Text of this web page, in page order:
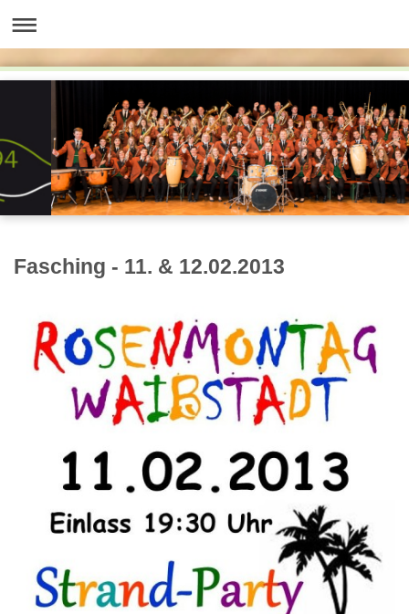
Fasching - 11. & 12.02.2013